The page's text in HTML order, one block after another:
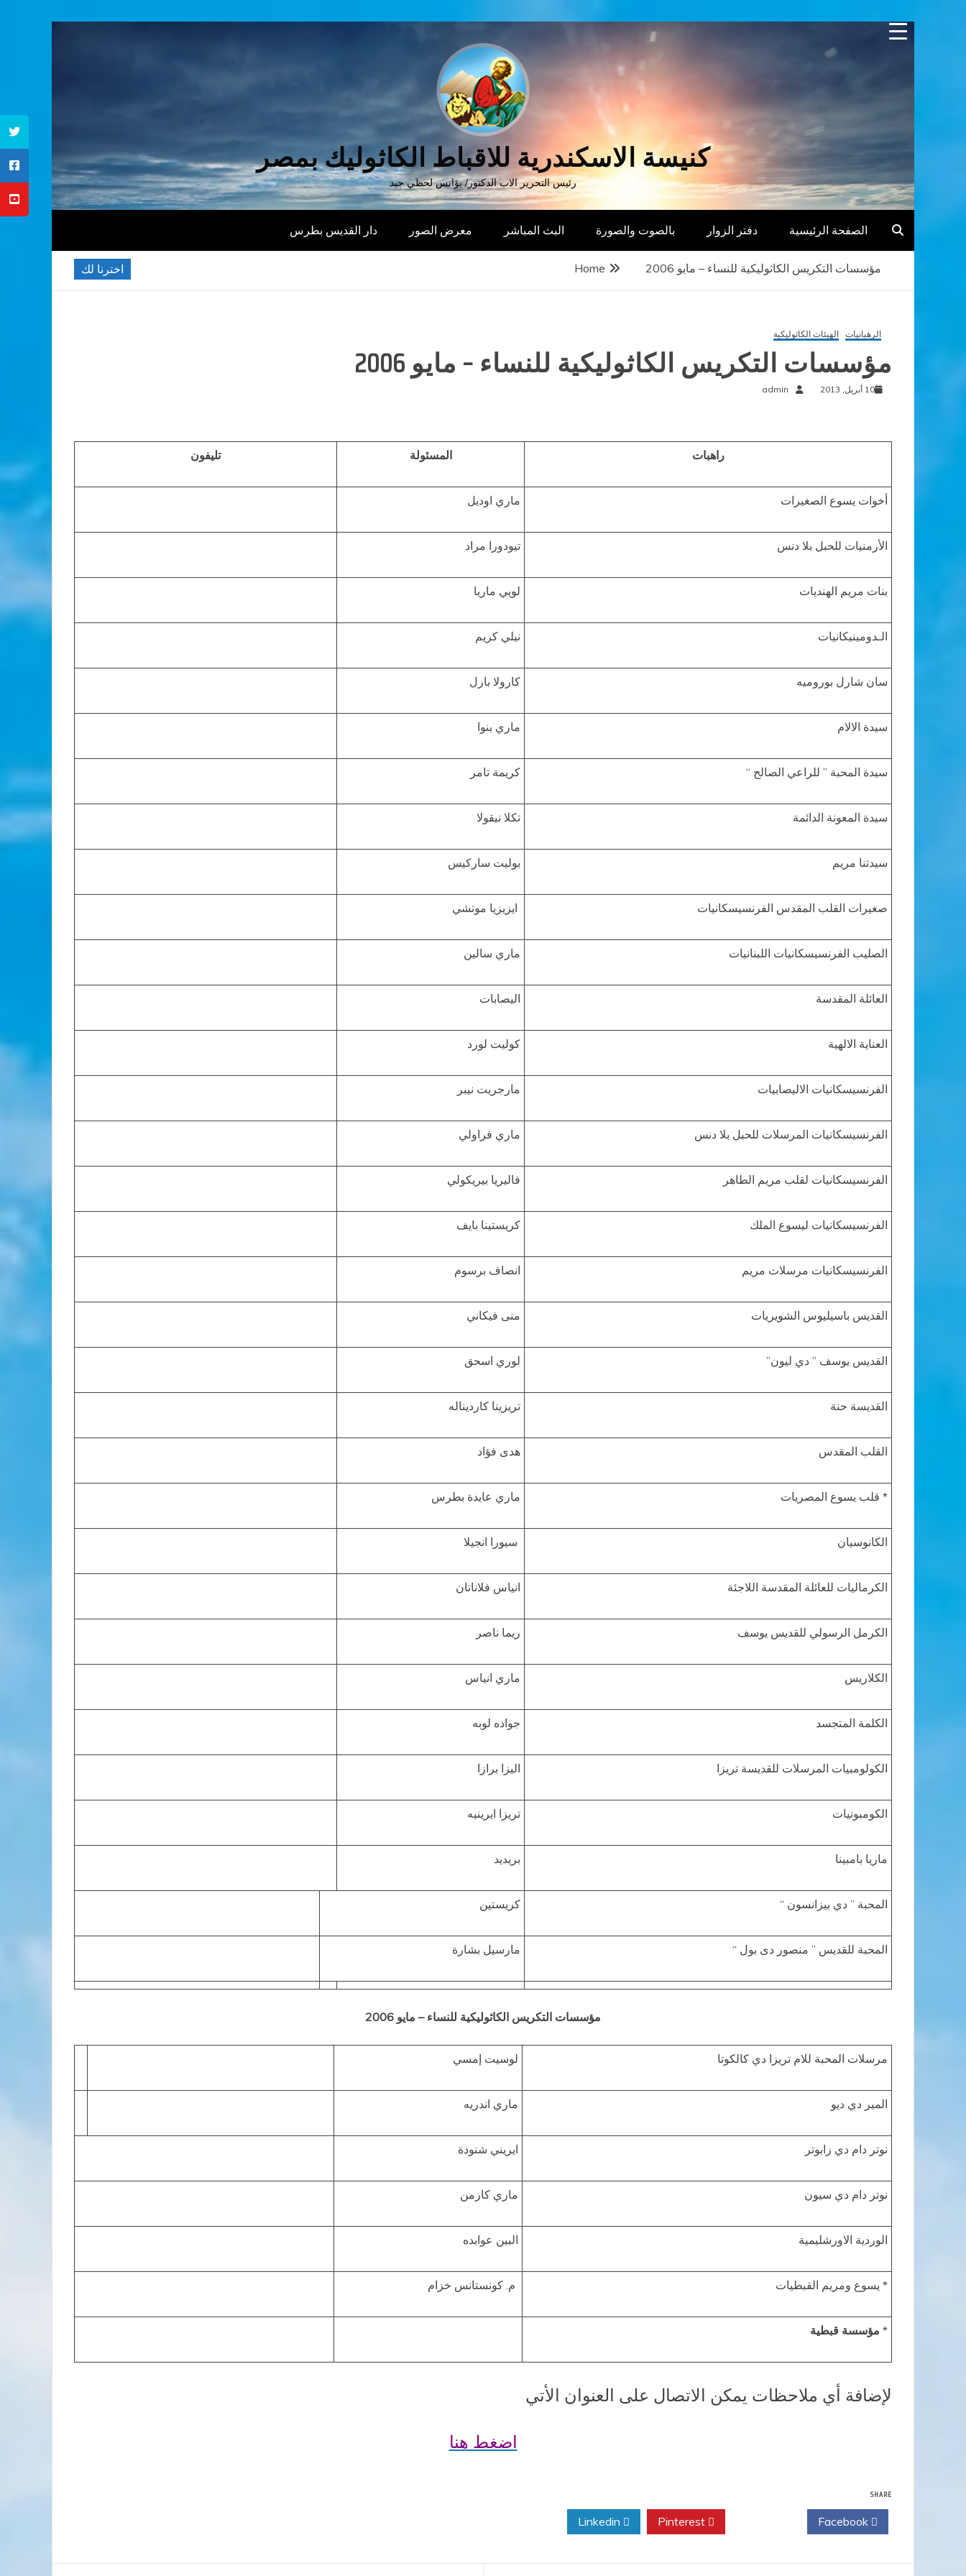
Skip
كنيسة الاسكندرية للاقباط الكاثوليك بمصر
رئيس التحرير الاب الدكتور/ يؤانس لحظي جيد
الصفحة الرئيسية دفتر الزوار بالصوت والصورة البث المباشر معرض الصور دار القديس بطرس
اخترنا لك Home مؤسسات التكريس الكاثوليكية للنساء – مايو 2006
الرهبانيات الهيئات الكاثوليكية
مؤسسات التكريس الكاثوليكية للنساء – مايو 2006
10 أبريل, 2013 admin
راهبات المسئولة تليفون
أخوات يسوع الصغيرات ماري اوديل
الأرمنيات للحبل بلا دنس تيودورا مراد
بنات مريم الهنديات لويي ماريا
الـدومينيكانيات نيلي كريم
سان شارل بوروميه كارولا بارل
سيدة الالام ماري بنوا
سيدة المحبة ” للراعي الصالح “ كريمة تامر
سيدة المعونة الدائمة تكلا نيقولا
سيدتنا مريم بوليت ساركيس
صغيرات القلب المقدس الفرنسيسكانيات ايزيزيا موتشي
الصليب الفرنسيسكانيات اللبنانيات ماري سالين
العائلة المقدسة اليصابات
العناية الالهية كوليت لورد
الفرنسيسكانيات الاليصابيات مارجريت نيبر
الفرنسيسكانيات المرسلات للحبل بلا دنس ماري فراولي
الفرنسيسكانيات لقلب مريم الطاهر فاليريا بيريكولي
الفرنسيسكانيات ليسوع الملك كريستينا بايف
الفرنسيسكانيات مرسلات مريم انصاف برسوم
القديس باسيليوس الشويريات منى فيكاني
القديس يوسف ” دي ليون” لوري اسحق
القديسة حنة تريزينا كارديناله
القلب المقدس هدى فؤاد
* قلب يسوع المصريات ماري عايدة بطرس
الكانوسيان سيورا انجيلا
الكرماليات للعائلة المقدسة اللاجئة انياس فلاناتان
الكرمل الرسولي للقديس يوسف ريما ناصر
الكلاريس ماري انياس
الكلمة المتجسد جواده لوبه
الكولومبيات المرسلات للقديسة تريزا اليزا برازا
الكومبونيات تريزا ايرينيه
ماريا بامبينا بريديد
المحبة ” دي بيزانسون “ كريستين
المحبة للقديس ” منصور دى بول “ مارسيل بشارة
مؤسسات التكريس الكاثوليكية للنساء – مايو 2006
مرسلات المحبة للام تريزا دي كالكوتا لوسيت إمسي
المير دي ديو ماري اندريه
نوتر دام دي زابوتر ايريني شنودة
نوتر دام دي سيون ماري كارمن
الوردية الاورشليمية البين عوابده
* يسوع ومريم القبطيات م. كونستانس خزام
* مؤسسة قبطية
لإضافة أي ملاحظات يمكن الاتصال على العنوان الأتي
اضغط هنا
SHARE